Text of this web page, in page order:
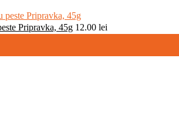
Pripravka, 45g 12.00 lei